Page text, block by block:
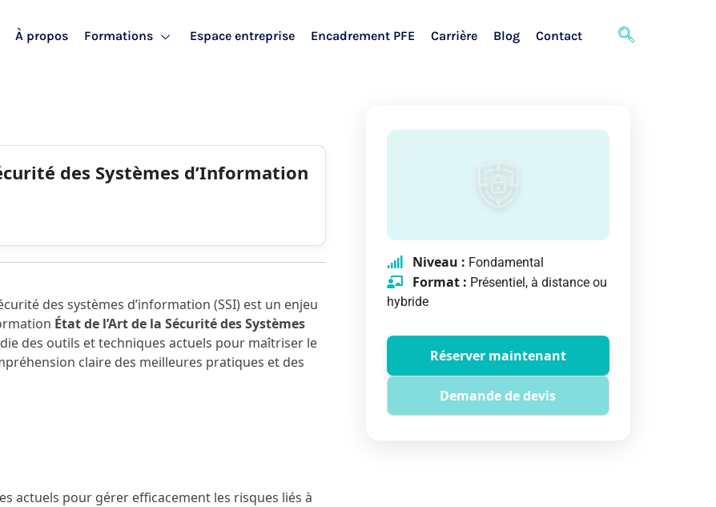
À propos Formations Espace entreprise Encadrement PFE Carrière Blog Contact
des Systèmes d’Information
des systèmes d’information (SSI) est un enjeu
État de l’Art de la Sécurité des Systèmes
des outils et techniques actuels pour maîtriser le
claire des meilleures pratiques et des
actuels pour gérer efficacement les risques liés à
Niveau : Fondamental
Format : Présentiel, à distance ou
hybride
Réserver maintenant
Demande de devis